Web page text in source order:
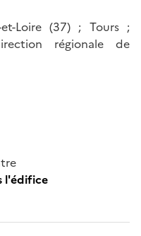
Loire (37) ; Tours ;
régionale de
l'édifice